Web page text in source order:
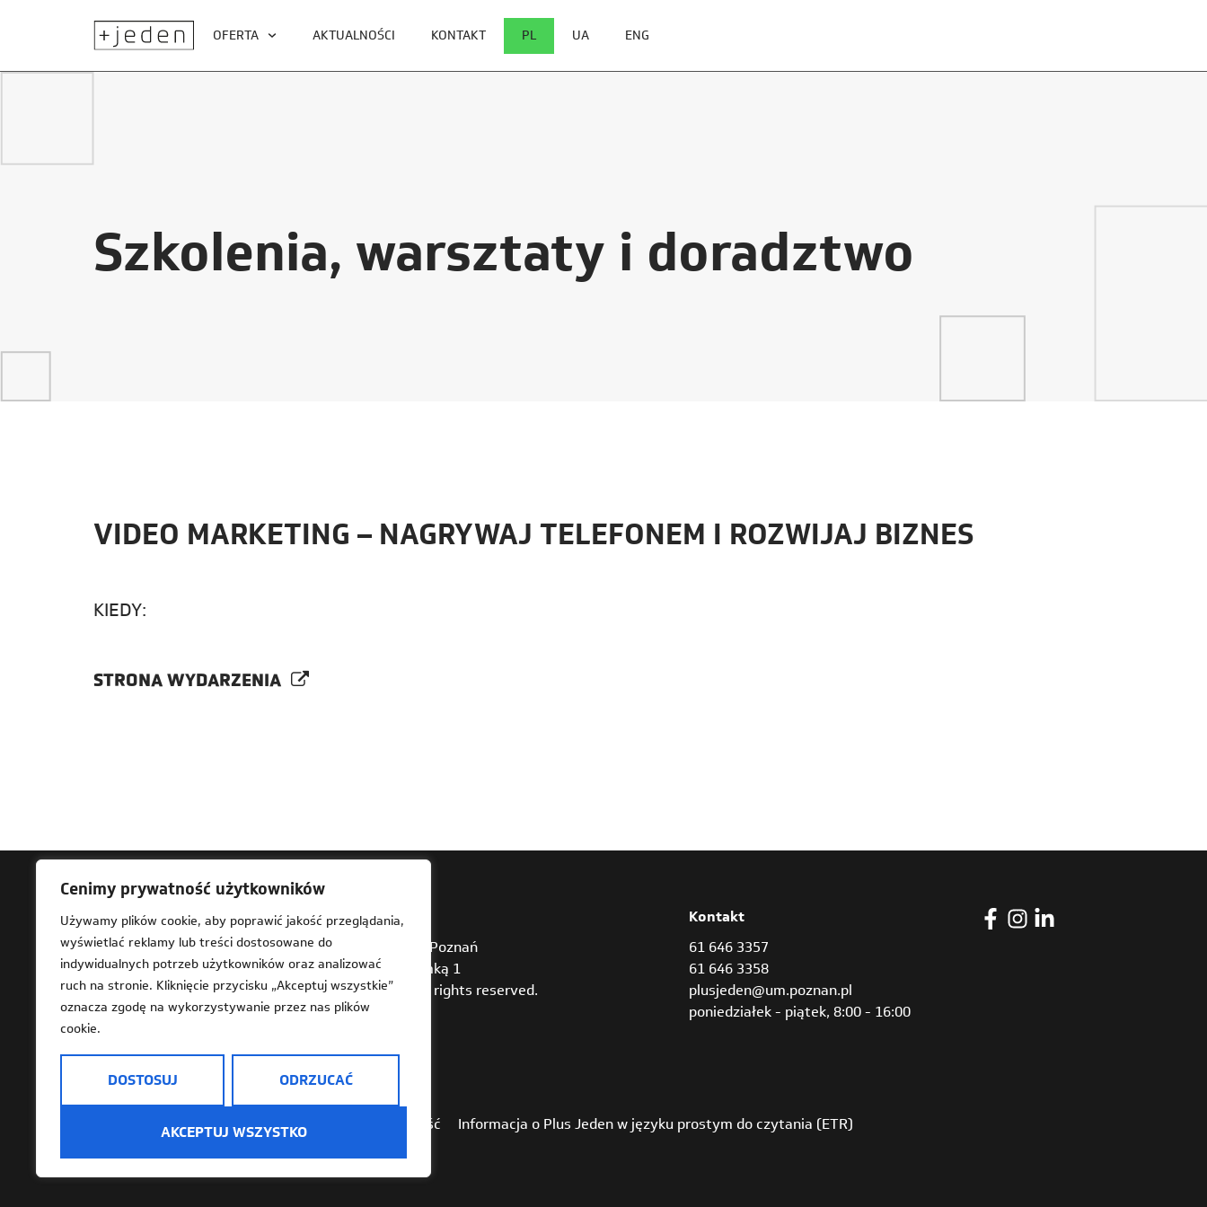
Cenimy prywatność użytkowników
Używamy plików cookie, aby poprawić jakość przeglądania,
wyświetlać reklamy lub treści dostosowane do
indywidualnych potrzeb użytkowników oraz analizować
ruch na stronie. Kliknięcie przycisku „Akceptuj wszystkie”
oznacza zgodę na wykorzystywanie przez nas plików
cookie.
DOSTOSUJ ODRZUCAĆ
AKCEPTUJ WSZYSTKO
OFERTA AKTUALNOŚCI KONTAKT PL UA ENG
Szkolenia, warsztaty i doradztwo
VIDEO MARKETING – NAGRYWAJ TELEFONEM I ROZWIJAJ BIZNES
KIEDY:
STRONA WYDARZENIA
Adres
61-842 Poznań
Za Bramką 1
2023 all rights reserved.
Kontakt
61 646 3357
61 646 3358
plusjeden@um.poznan.pl
poniedziałek - piątek, 8:00 - 16:00
Deklaracja dostępności Mapa strony Dostępność Informacja o Plus Jeden w języku prostym do czytania (ETR)